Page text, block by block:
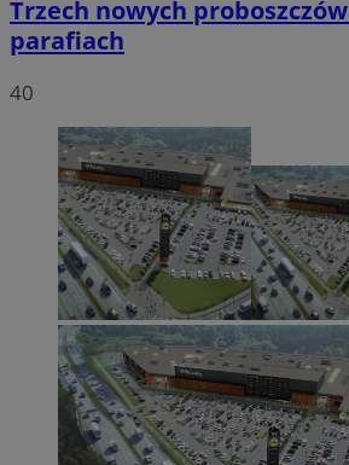
Trzech nowych
parafiach
40